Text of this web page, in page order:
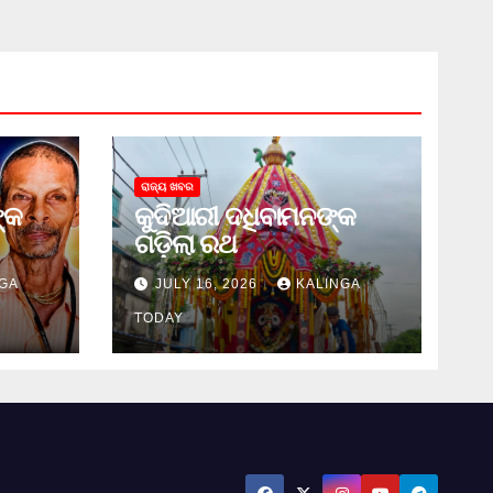
ରାଜ୍ୟ ଖବର
କୁଦିଆରୀ ଦଧିବାମନଙ୍କ
ଗଡ଼ିଲା ରଥ
JULY 16, 2026 KALINGA
TODAY